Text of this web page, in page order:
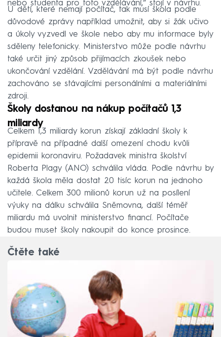
nebo studenta pro toto vzdělávání,“ stojí v návrhu.
U dětí, které nemají počítač, tak musí škola podle
důvodové zprávy například umožnit, aby si žák učivo
a úkoly vyzvedl ve škole nebo aby mu informace byly
sděleny telefonicky. Ministerstvo může podle návrhu
také určit jiný způsob přijímacích zkoušek nebo
ukončování vzdělání. Vzdělávání má být podle návrhu
zachováno se stávajícími personálními a materiálními
zdroji.
Školy dostanou na nákup počítačů 1,3
miliardy
Celkem 1,3 miliardy korun získají základní školy k
přípravě na případné další omezení chodu kvůli
epidemii koronaviru. Požadavek ministra školství
Roberta Plagy (ANO) schválila vláda. Podle návrhu by
každá škola měla dostat 20 tisíc korun na jednoho
učitele. Celkem 300 milionů korun už na posílení
výuky na dálku schválila Sněmovna, další téměř
miliardu má uvolnit ministerstvo financí. Počítače
budou muset školy nakoupit do konce prosince.
Čtěte také